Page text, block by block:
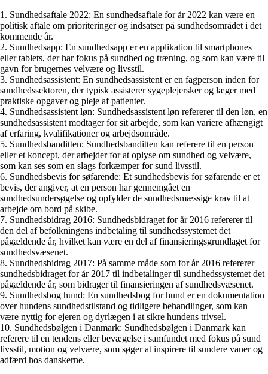
1. Sundhedsaftale 2022: En sundhedsaftale for år 2022 kan være en
politisk aftale om prioriteringer og indsatser på sundhedsområdet i det
kommende år.
2. Sundhedsapp: En sundhedsapp er en applikation til smartphones
eller tablets, der har fokus på sundhed og træning, og som kan være til
gavn for brugernes velvære og livsstil.
3. Sundhedsassistent: En sundhedsassistent er en fagperson inden for
sundhedssektoren, der typisk assisterer sygeplejersker og læger med
praktiske opgaver og pleje af patienter.
4. Sundhedsassistent løn: Sundhedsassistent løn refererer til den løn, en
sundhedsassistent modtager for sit arbejde, som kan variere afhængigt
af erfaring, kvalifikationer og arbejdsområde.
5. Sundhedsbanditten: Sundhedsbanditten kan referere til en person
eller et koncept, der arbejder for at oplyse om sundhed og velvære,
som kan ses som en slags forkæmper for sund livsstil.
6. Sundhedsbevis for søfarende: Et sundhedsbevis for søfarende er et
bevis, der angiver, at en person har gennemgået en
sundhedsundersøgelse og opfylder de sundhedsmæssige krav til at
arbejde om bord på skibe.
7. Sundhedsbidrag 2016: Sundhedsbidraget for år 2016 refererer til
den del af befolkningens indbetaling til sundhedssystemet det
pågældende år, hvilket kan være en del af finansieringsgrundlaget for
sundhedsvæsenet.
8. Sundhedsbidrag 2017: På samme måde som for år 2016 refererer
sundhedsbidraget for år 2017 til indbetalinger til sundhedssystemet det
pågældende år, som bidrager til finansieringen af sundhedsvæsenet.
9. Sundhedsbog hund: En sundhedsbog for hund er en dokumentation
over hundens sundhedstilstand og tidligere behandlinger, som kan
være nyttig for ejeren og dyrlægen i at sikre hundens trivsel.
10. Sundhedsbølgen i Danmark: Sundhedsbølgen i Danmark kan
referere til en tendens eller bevægelse i samfundet med fokus på sund
livsstil, motion og velvære, som søger at inspirere til sundere vaner og
adfærd hos danskerne.